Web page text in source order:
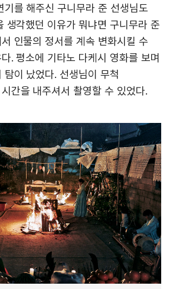
기를 해주신 구니무라 준 선생님도
생각했던 이유가 뭐냐면 구니무라 준
인물의 정서를 계속 변화시킬 수
. 평소에 기타노 다케시 영화를 보며
이 났었다. 선생님이 무척
간을 내주셔서 촬영할 수 있었다.